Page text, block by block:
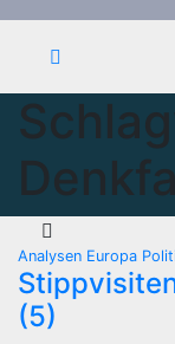
Analysen Europa
(5)